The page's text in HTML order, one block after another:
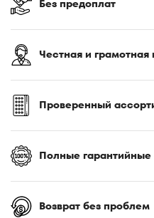
180x195
180x210
180x220
185x200
190x200
200x200
200x210
200x220
220x230
Без предоплат
Честная и грамотная
Проверенный
Полные гарантийные
Возврат без проблем